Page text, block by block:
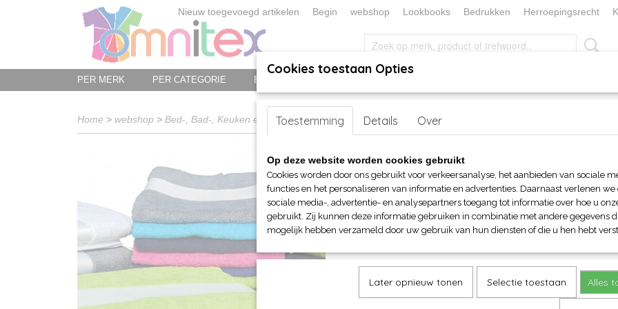
Nieuw toegevoegd artikelen Begin webshop Lookbooks Bedrukken Herroepingsrecht
PER MERK PER CATEGORIE BED-, BAD-, KEUKEN EN TAFELLINNEN KERST/
Home > webshop > Bed-, Bad-, Keuken en Tafellinnen>Handdoeken en Strandlakens
ARTG SUBLI-Me®
€ 6,55 (inclusief btw 21%)
Maat Kleuren
Cookies toestaan Opties
Toestemming Details Over
Op deze website worden cookies gebruikt
Cookies worden door ons gebruikt voor verkeersanalyse, het aanbieden van sociale
functies en het personaliseren van informatie en advertenties. Daarnaast verlenen we
sociale media-, advertentie- en analysepartners toegang tot informatie over hoe u
gebruikt. Zij kunnen deze informatie gebruiken in combinatie met andere gegevens
mogelijk hebben verzameld door uw gebruik van hun diensten of die u hen hebt
Later opnieuw tonen Selectie toestaan Alles